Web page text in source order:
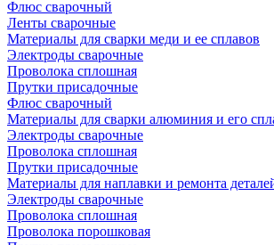
Флюс сварочный
Ленты сварочные
Материалы для сварки меди и ее сплавов
Электроды сварочные
Проволока сплошная
Прутки присадочные
Флюс сварочный
Материалы для сварки алюминия и его
Электроды сварочные
Проволока сплошная
Прутки присадочные
Материалы для наплавки и ремонта
Электроды сварочные
Проволока сплошная
Проволока порошковая